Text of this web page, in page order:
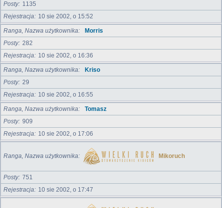
Posty
1135
Rejestracja
10 sie 2002, o 15:52
Ranga, Nazwa użytkownika
Morris
Posty 282
Rejestracja
10 sie 2002, o 16:36
Ranga, Nazwa użytkownika
Kriso
Posty 29
Rejestracja
10 sie 2002, o 16:55
Ranga, Nazwa użytkownika
Tomasz
Posty 909
Rejestracja
10 sie 2002, o 17:06
Ranga, Nazwa użytkownika Mikoruch
Posty 751
Rejestracja
10 sie 2002, o 17:47